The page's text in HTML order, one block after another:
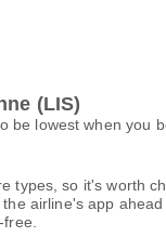
(LIS)
be lowest when you
types, so it's worth
airline's app